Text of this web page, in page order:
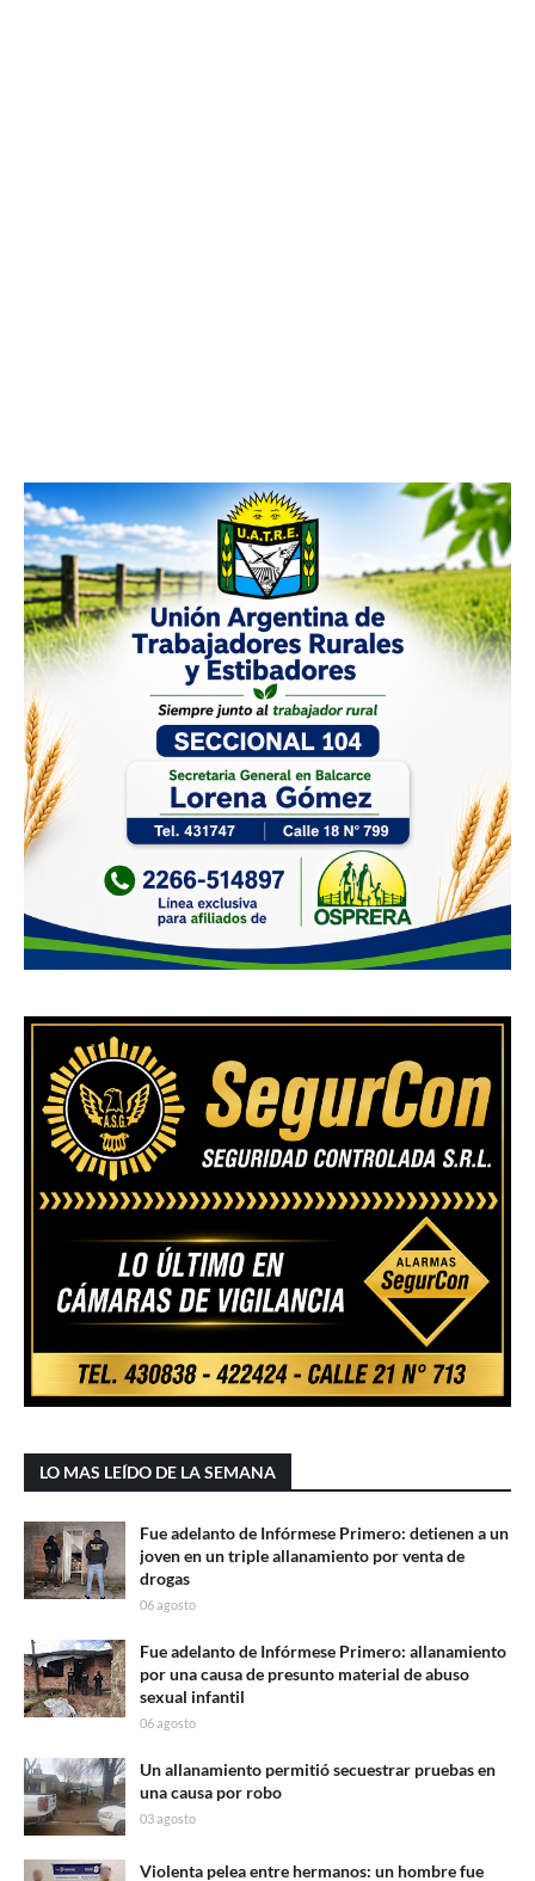
LO MAS LEÍDO DE LA SEMANA
Fue adelanto de Infórmese Primero: detienen a un
joven en un triple allanamiento por venta de
drogas
06 agosto
Fue adelanto de Infórmese Primero: allanamiento
por una causa de presunto material de abuso
sexual infantil
06 agosto
Un allanamiento permitió secuestrar pruebas en
una causa por robo
03 agosto
Violenta pelea entre hermanos: un hombre fue